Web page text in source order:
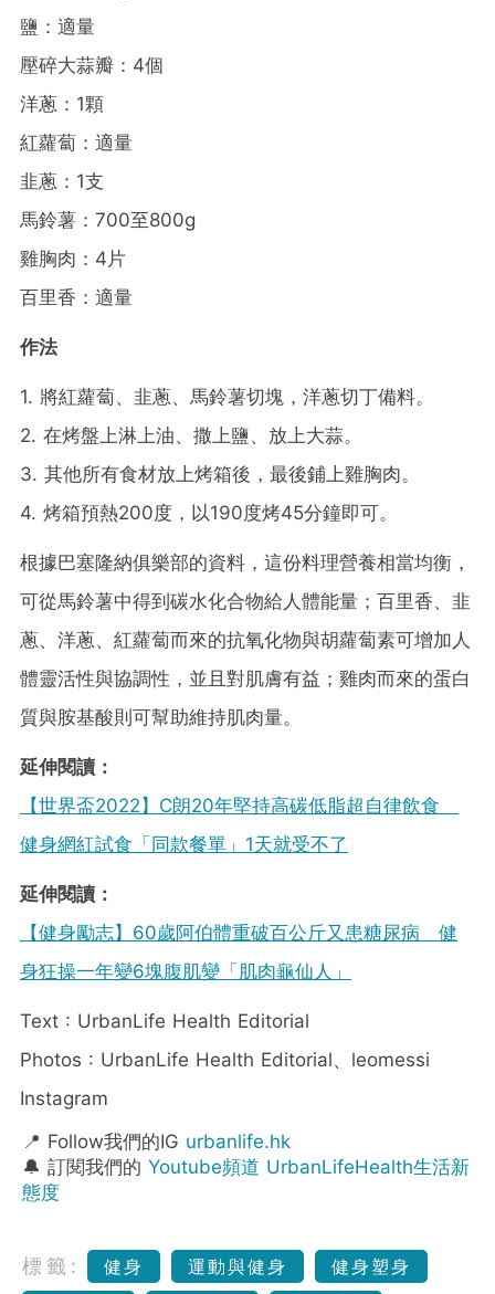
鹽：適量
壓碎大蒜瓣：4個
洋蔥：1顆
紅蘿蔔：適量
韭蔥：1支
馬鈴薯：700至800g
雞胸肉：4片
百里香：適量
作法
1. 將紅蘿蔔、韭蔥、馬鈴薯切塊，洋蔥切丁備料。
2. 在烤盤上淋上油、撒上鹽、放上大蒜。
3. 其他所有食材放上烤箱後，最後鋪上雞胸肉。
4. 烤箱預熱200度，以190度烤45分鐘即可。
根據巴塞隆納俱樂部的資料，這份料理營養相當均衡，
可從馬鈴薯中得到碳水化合物給人體能量；百里香、韭
蔥、洋蔥、紅蘿蔔而來的抗氧化物與胡蘿蔔素可增加人
體靈活性與協調性，並且對肌膚有益；雞肉而來的蛋白
質與胺基酸則可幫助維持肌肉量。
延伸閱讀：
【世界盃2022】C朗20年堅持高碳低脂超自律飲食
健身網紅試食「同款餐單」1天就受不了
延伸閱讀：
【健身勵志】60歲阿伯體重破百公斤又患糖尿病 健
身狂操一年變6塊腹肌變「肌肉龜仙人」
Text : UrbanLife Health Editorial
Photos : UrbanLife Health Editorial、leomessi
Instagram
📍 Follow我們的IG urbanlife.hk
🔔 訂閱我們的 Youtube頻道 UrbanLifeHealth生活新
態度
標籤: 健身 運動與健身
健身塑身